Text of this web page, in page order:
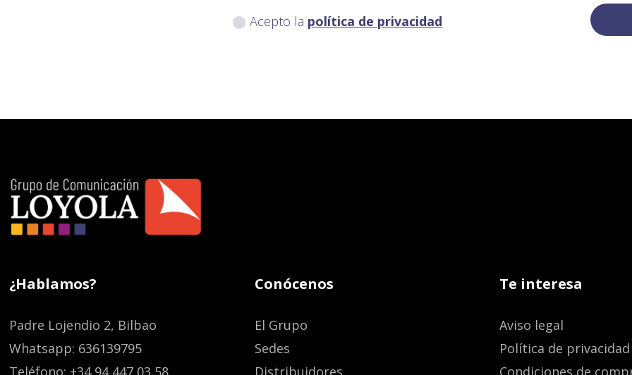
Acepto la política de privacidad
¿Hablamos?
Padre Lojendio 2, Bilbao
Whatsapp: 636139795
Teléfono: +34 94 447 03 58
Conócenos
El Grupo
Sedes
Distribuidores
Te interesa
Aviso legal
Política de privacidad
Condiciones de